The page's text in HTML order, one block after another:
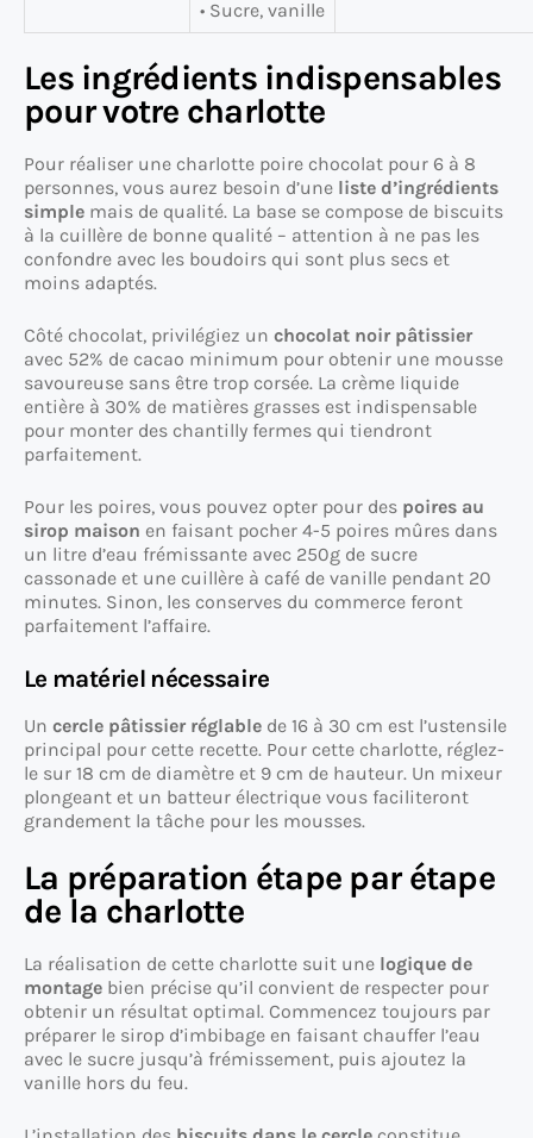
• Sucre, vanille
Les ingrédients indispensables
pour votre charlotte
Pour réaliser une charlotte poire chocolat pour 6 à 8
personnes, vous aurez besoin d’une liste d’ingrédients
simple mais de qualité. La base se compose de biscuits
à la cuillère de bonne qualité – attention à ne pas les
confondre avec les boudoirs qui sont plus secs et
moins adaptés.
Côté chocolat, privilégiez un chocolat noir pâtissier
avec 52% de cacao minimum pour obtenir une mousse
savoureuse sans être trop corsée. La crème liquide
entière à 30% de matières grasses est indispensable
pour monter des chantilly fermes qui tiendront
parfaitement.
Pour les poires, vous pouvez opter pour des poires au
sirop maison en faisant pocher 4-5 poires mûres dans
un litre d’eau frémissante avec 250g de sucre
cassonade et une cuillère à café de vanille pendant 20
minutes. Sinon, les conserves du commerce feront
parfaitement l’affaire.
Le matériel nécessaire
Un cercle pâtissier réglable de 16 à 30 cm est l’ustensile
principal pour cette recette. Pour cette charlotte, réglez-
le sur 18 cm de diamètre et 9 cm de hauteur. Un mixeur
plongeant et un batteur électrique vous faciliteront
grandement la tâche pour les mousses.
La préparation étape par étape
de la charlotte
La réalisation de cette charlotte suit une logique de
montage bien précise qu’il convient de respecter pour
obtenir un résultat optimal. Commencez toujours par
préparer le sirop d’imbibage en faisant chauffer l’eau
avec le sucre jusqu’à frémissement, puis ajoutez la
vanille hors du feu.